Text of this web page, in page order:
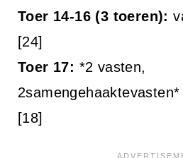
Toer 14-16 (3 toeren):
[24]
Toer 17: *2 vasten,
[18]